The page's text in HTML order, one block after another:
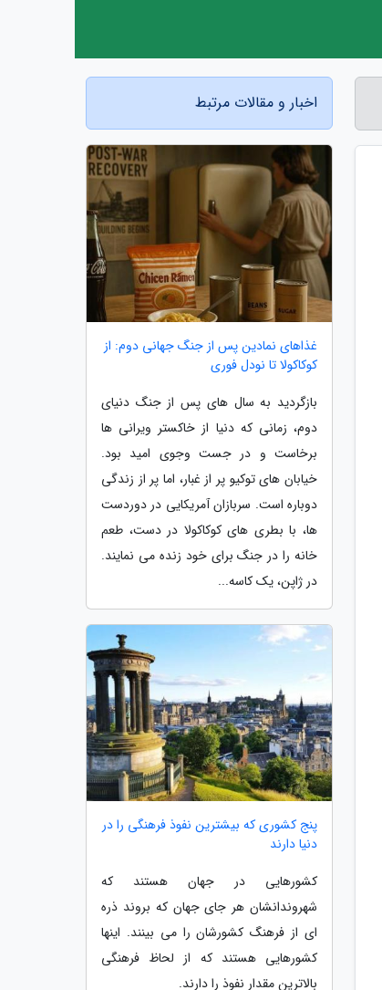
اخبار و مقالات مرتبط
غذاهای نمادین پس از جنگ جهانی دوم: از
کوکاکولا تا نودل فوری
بازگردید به سال های پس از جنگ دنیای
دوم، زمانی که دنیا از خاکستر ویرانی ها
برخاست و در جست وجوی امید بود.
خیابان های توکیو پر از غبار، اما پر از زندگی
دوباره است. سربازان آمریکایی در دوردست
ها، با بطری های کوکاکولا در دست، طعم
خانه را در جنگ برای خود زنده می نمایند.
در ژاپن، یک کاسه...
پنج کشوری که بیشترین نفوذ فرهنگی را در
دنیا دارند
کشورهایی در جهان هستند که
شهروندانشان هر جای جهان که بروند ذره
ای از فرهنگ کشورشان را می بینند. اینها
کشورهایی هستند که از لحاظ فرهنگی
بالاترین مقدار نفوذ را دارند.